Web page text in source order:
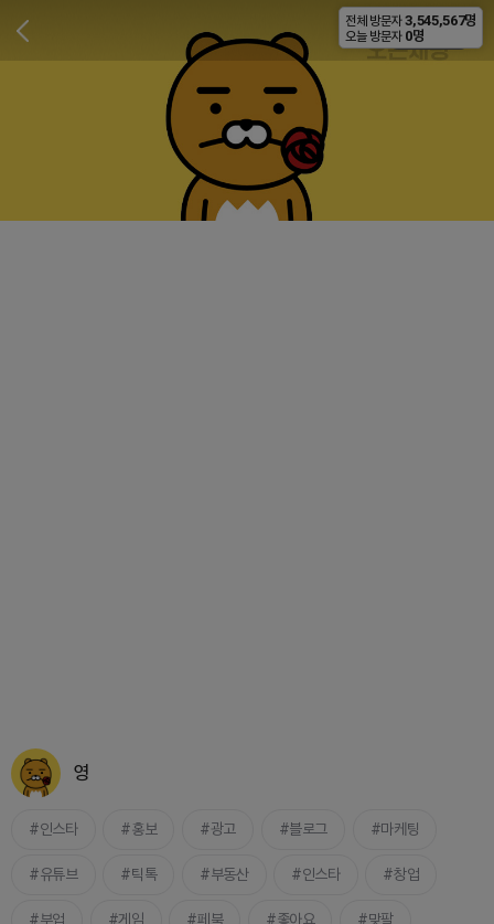
비공개
영
인스타 홍보 광고 블로그 마케팅
유튜브 틱톡 부동산 인스타 창업
부업 게임 페북 좋아요 맞팔
전체 방문자 3,545,567명
오늘 방문자 0명